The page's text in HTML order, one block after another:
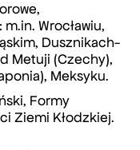
Wrocławiu,
Dusznikach-
Metuji (Czechy),
Meksyku.
Formy
Ziemi Kłodzkiej.